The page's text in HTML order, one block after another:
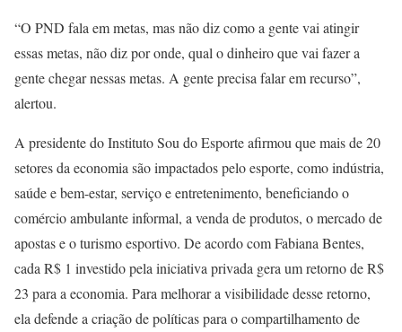
“O PND fala em metas, mas não diz como a gente vai atingir
essas metas, não diz por onde, qual o dinheiro que vai fazer a
gente chegar nessas metas. A gente precisa falar em recurso”,
alertou.
A presidente do Instituto Sou do Esporte afirmou que mais de 20
setores da economia são impactados pelo esporte, como indústria,
saúde e bem-estar, serviço e entretenimento, beneficiando o
comércio ambulante informal, a venda de produtos, o mercado de
apostas e o turismo esportivo. De acordo com Fabiana Bentes,
cada R$ 1 investido pela iniciativa privada gera um retorno de R$
23 para a economia. Para melhorar a visibilidade desse retorno,
ela defende a criação de políticas para o compartilhamento de